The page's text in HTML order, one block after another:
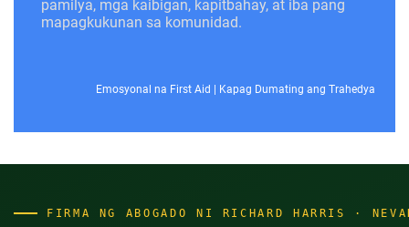
pamilya, mga kaibigan, kapitbahay, at iba pang
mapagkukunan sa komunidad.
Emosyonal na First Aid | Kapag Dumating ang Trahedya
FIRMA NG ABOGADO NI RICHARD HARRIS ·